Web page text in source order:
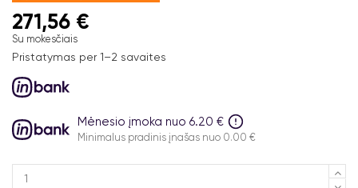
271,56 €
Su mokesčiais
Pristatymas per 1–2 savaites
Mėnesio įmoka nuo 6.20 €
Minimalus pradinis įnašas nuo 0.00 €